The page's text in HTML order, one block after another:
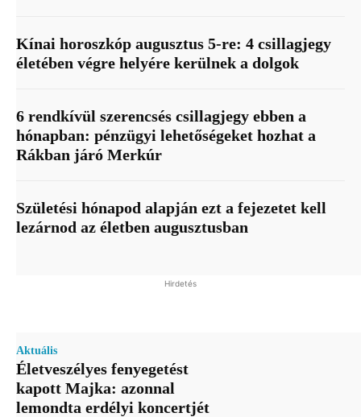
Kínai horoszkóp augusztus 5-re: 4 csillagjegy
életében végre helyére kerülnek a dolgok
6 rendkívül szerencsés csillagjegy ebben a
hónapban: pénzügyi lehetőségeket hozhat a
Rákban járó Merkúr
Születési hónapod alapján ezt a fejezetet kell
lezárnod az életben augusztusban
Hirdetés
Aktuális
Életveszélyes fenyegetést
kapott Majka: azonnal
lemondta erdélyi koncertjét